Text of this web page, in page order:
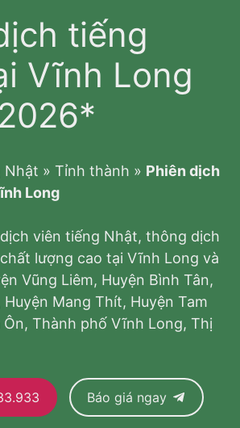
tiếng
Vĩnh Long
Nhật » Tỉnh thành » Phiên dịch
Long
viên tiếng Nhật, thông dịch
lượng cao tại Vĩnh Long và
Vũng Liêm, Huyện Bình Tân,
Huyện Mang Thít, Huyện Tam
Ôn, Thành phố Vĩnh Long, Thị
Báo giá ngay